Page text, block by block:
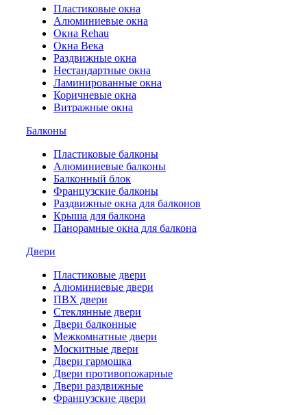
Пластиковые окна
Алюминиевые окна
Окна Rehau
Окна Века
Раздвижные окна
Нестандартные окна
Ламинированные окна
Коричневые окна
Витражные окна
Балконы
Пластиковые балконы
Алюминиевые балконы
Балконный блок
Французские балконы
Раздвижные окна для балконов
Крыша для балкона
Панорамные окна для балкона
Двери
Пластиковые двери
Алюминиевые двери
ПВХ двери
Стеклянные двери
Двери балконные
Межкомнатные двери
Москитные двери
Двери гармошка
Двери противопожарные
Двери раздвижные
Французские двери